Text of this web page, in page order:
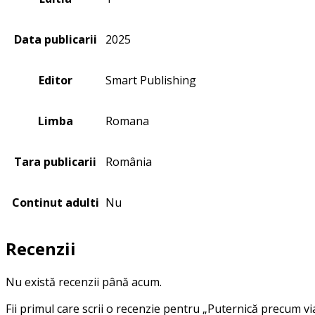
Data publicarii 2025
Editor Smart Publishing
Limba Romana
Tara publicarii România
Continut adulti Nu
Recenzii
Nu există recenzii până acum.
Fii primul care scrii o recenzie pentru „Puternică precum